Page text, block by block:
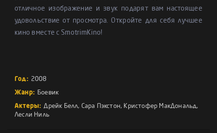
отличное изображение и звук подарят вам настоящее
удовольствие от просмотра. Откройте для себя лучшее
кино вместе с SmotrimKino!
Год: 2008
Жанр: Боевик
Актеры: Дрейк Белл, Сара Пэкстон, Кристофер МакДональд,
Лесли Ниль